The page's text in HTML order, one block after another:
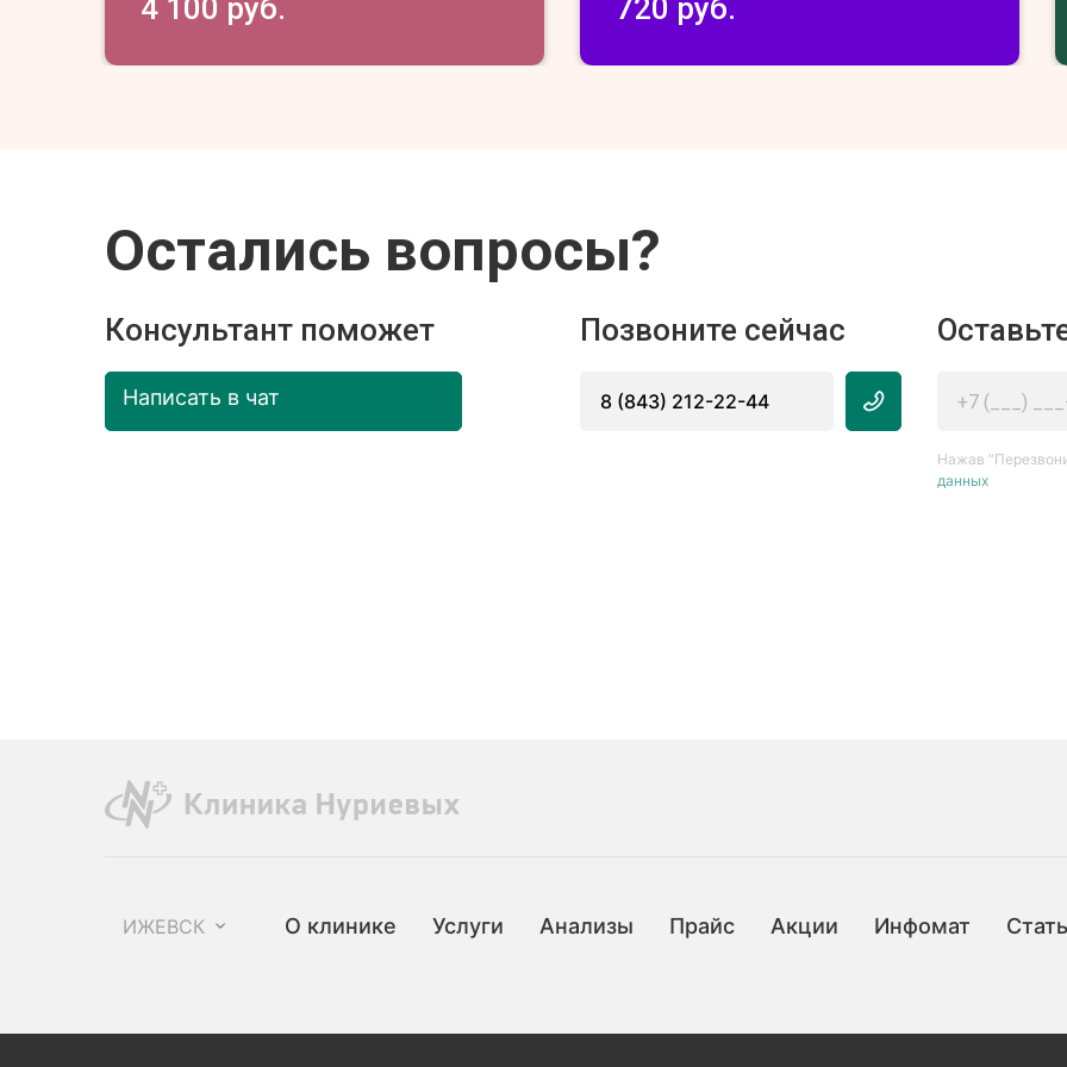
4 100 руб. 720 руб.
Остались вопросы?
Консультант поможет
Написать в чат
Позвоните сейчас
8 (843) 212-22-44
Нажав
данных
ИЖЕВСК О клинике Услуги Анализы Прайс Акции Инфомат